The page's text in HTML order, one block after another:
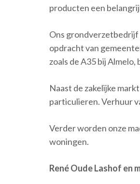
producten een
Ons grondverzetbedrijf
opdracht van
zoals de A35 bij
Naast de zakelijke
particulieren. Verhuur
Verder worden onze
woningen.
René Oude Lashof en